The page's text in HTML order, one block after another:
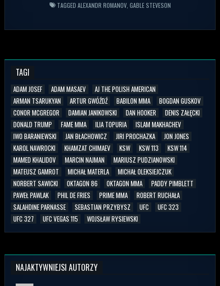
TAGGED ALEXANDR ROMANOV, GABLE STEVESON
TAGI
ADAM JOSEF ADAM MASAEV
AJ THE POLISH AMERICAN
ARMAN TSARUKYAN
ARTUR GWÓŹDŹ BABILON MMA
BOGDAN GUSKOV
CONOR MCGREGOR
DAMIAN JANIKOWSKI DAN HOOKER
DENIS ZAŁĘCKI
DONALD TRUMP
FAME MMA ILIA TOPURIA
ISLAM MAKHACHEV
IWO BARANIEWSKI
JAN BŁACHOWICZ JIRI PROCHAZKA
JON JONES
KAROL NAWROCKI
KHAMZAT CHIMAEV KSW KSW 113
KSW 114
MAMED KHALIDOV
MARCIN NAJMAN
MARIUSZ PUDZIANOWSKI
MATEUSZ GAMROT
MICHAŁ MATERLA
MICHAŁ OLEKSIEJCZUK
NORBERT SAWICKI
OKTAGON 86 OKTAGON MMA
PADDY PIMBLETT
PAWEŁ PAWLAK
PHIL DE FRIES PRIME MMA
ROBERT RUCHAŁA
SALAHDINE PARNASSE
SEBASTIAN PRZYBYSZ UFC
UFC 323
UFC 327
UFC VEGAS 115 WOJSŁAW RYSIEWSKI
NAJAKTYWNIEJSI AUTORZY